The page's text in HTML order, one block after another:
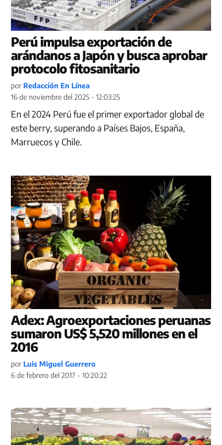
Perú impulsa exportación de
arándanos a Japón y busca aprobar
protocolo fitosanitario
por Redacción En Línea
16 de noviembre del 2025 - 12:03:25
En el 2024 Perú fue el primer exportador global de
este berry, superando a Países Bajos, España,
Marruecos y Chile.
Adex: Agroexportaciones peruanas
sumaron US$ 5,520 millones en el
2016
por Luis Miguel Guerrero
6 de febrero del 2017 - 10:20:22